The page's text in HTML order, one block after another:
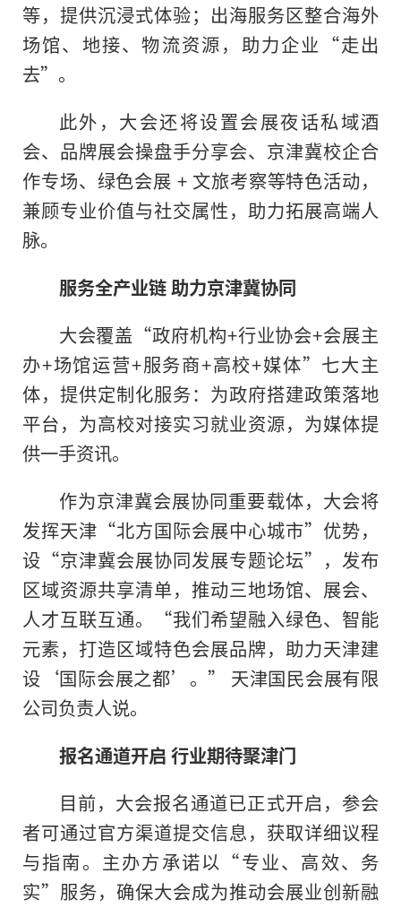
等，提供沉浸式体验；出海服务区整合海外
场馆、地接、物流资源，助力企业“走出
去”。
此外，大会还将设置会展夜话私域酒
会、品牌展会操盘手分享会、京津冀校企合
作专场、绿色会展 + 文旅考察等特色活动，
兼顾专业价值与社交属性，助力拓展高端人
脉。
服务全产业链 助力京津冀协同
大会覆盖“政府机构+行业协会+会展主
办+场馆运营+服务商+高校+媒体”七大主
体，提供定制化服务：为政府搭建政策落地
平台，为高校对接实习就业资源，为媒体提
供一手资讯。
作为京津冀会展协同重要载体，大会将
发挥天津“北方国际会展中心城市”优势，
设“京津冀会展协同发展专题论坛”，发布
区域资源共享清单，推动三地场馆、展会、
人才互联互通。“我们希望融入绿色、智能
元素，打造区域特色会展品牌，助力天津建
设‘国际会展之都’。” 天津国民会展有限
公司负责人说。
报名通道开启 行业期待聚津门
目前，大会报名通道已正式开启，参会
者可通过官方渠道提交信息，获取详细议程
与指南。主办方承诺以“专业、高效、务
实”服务，确保大会成为推动会展业创新融